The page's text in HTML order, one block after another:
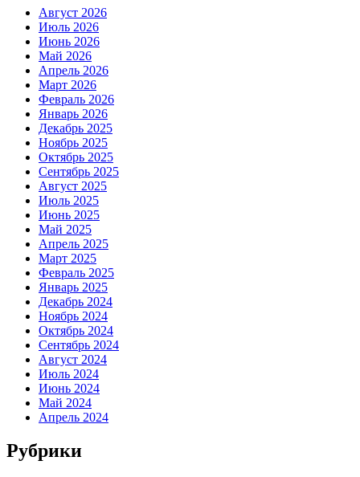
Август 2026
Июль 2026
Июнь 2026
Май 2026
Апрель 2026
Март 2026
Февраль 2026
Январь 2026
Декабрь 2025
Ноябрь 2025
Октябрь 2025
Сентябрь 2025
Август 2025
Июль 2025
Июнь 2025
Май 2025
Апрель 2025
Март 2025
Февраль 2025
Январь 2025
Декабрь 2024
Ноябрь 2024
Октябрь 2024
Сентябрь 2024
Август 2024
Июль 2024
Июнь 2024
Май 2024
Апрель 2024
Рубрики